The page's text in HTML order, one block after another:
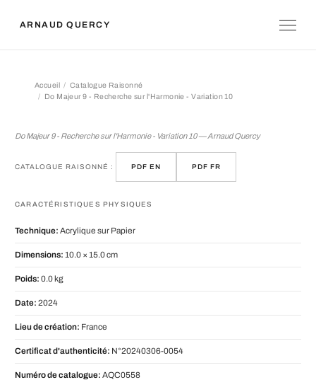
ARNAUD QUERCY
Accueil
Catalogue Raisonné
Do Majeur 9 - Recherche sur l'Harmonie - Variation 10
Do Majeur 9 - Recherche sur l'Harmonie - Variation 10 — Arnaud Quercy
CATALOGUE RAISONNÉ : PDF EN PDF FR
CARACTÉRISTIQUES PHYSIQUES
Technique: Acrylique sur Papier
Dimensions: 10.0 × 15.0 cm
Poids: 0.0 kg
Date: 2024
Lieu de création: France
Certificat d'authenticité: N°20240306-0054
Numéro de catalogue: AQC0558